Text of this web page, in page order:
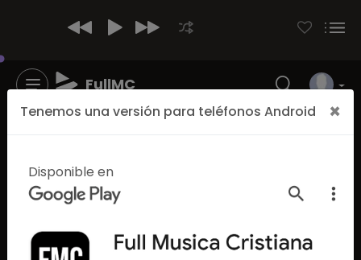
FullMC
Tenemos una versión para teléfonos Android ×
Disponible en